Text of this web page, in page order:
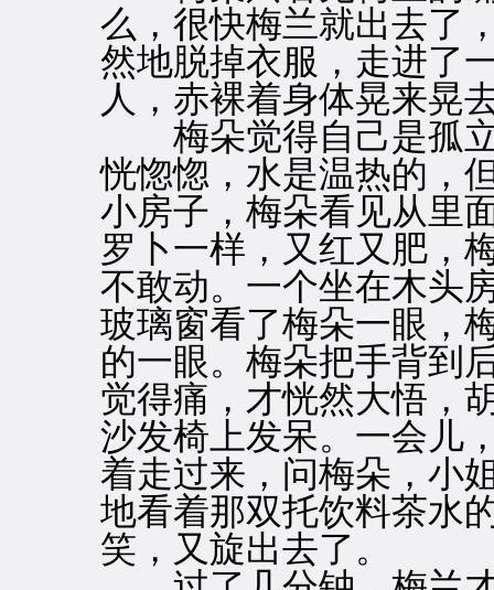
么，很快梅兰就出去了
然地脱掉衣服，走进了
人，赤裸着身体晃来晃
梅朵觉得自己是孤立
恍惚惚，水是温热的，
小房子，梅朵看见从里
罗卜一样，又红又肥，
不敢动。一个坐在木头
玻璃窗看了梅朵一眼，
的一眼。梅朵把手背到
觉得痛，才恍然大悟，
沙发椅上发呆。一会儿
着走过来，问梅朵，小
地看着那双托饮料茶水
笑，又旋出去了。